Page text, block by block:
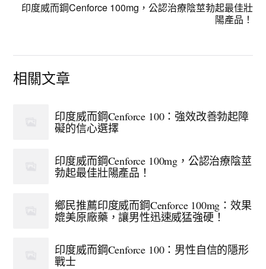
印度威而鋼Cenforce 100mg，公認治療陰莖勃起最佳壯
陽產品！
相關文章
印度威而鋼Cenforce 100：強效改善勃起障
礙的信心選擇
印度威而鋼Cenforce 100mg，公認治療陰莖
勃起最佳壯陽產品！
鄉民推薦印度威而鋼Cenforce 100mg：效果
媲美原廠藥，讓男性迅速威猛強硬！
印度威而鋼Cenforce 100：男性自信的隱形
戰士